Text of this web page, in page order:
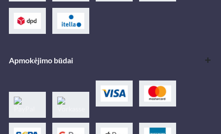
Apmokėjimo būdai